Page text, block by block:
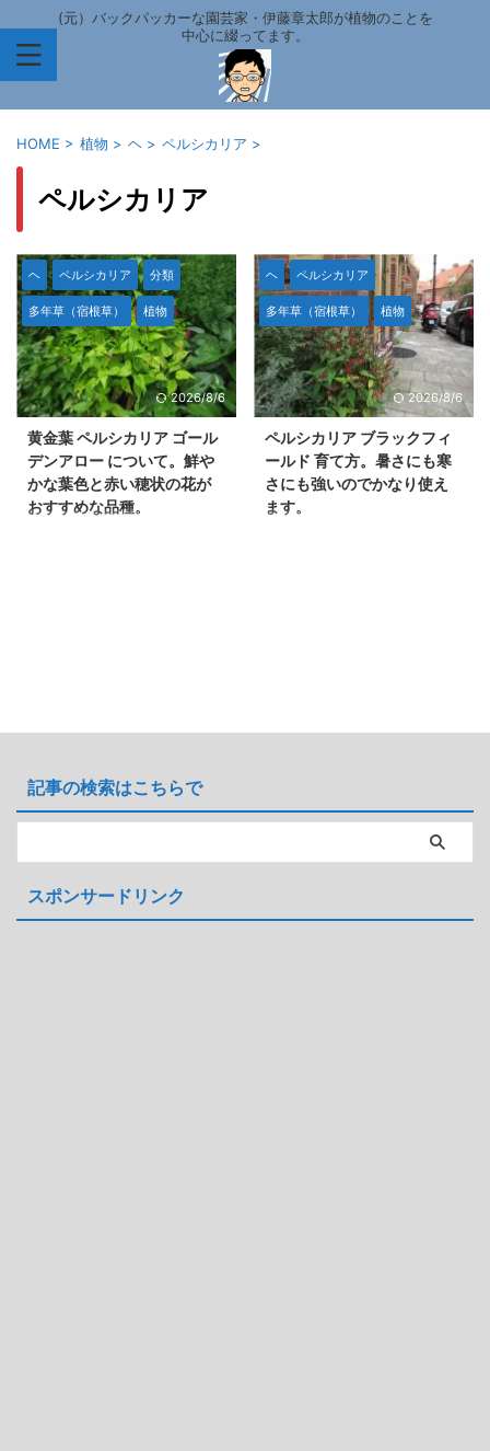
(元）バックパッカーな園芸家・伊藤章太郎が植物のことを
中心に綴ってます。
HOME > 植物 > ヘ > ペルシカリア >
ペルシカリア
ヘ ペルシカリア 分類
多年草（宿根草） 植物
2026/8/6
黄金葉 ペルシカリア ゴール
デンアロー について。鮮や
かな葉色と赤い穂状の花が
おすすめな品種。
で、霜・雪・凍結にも気温
境でも十分に育ちます。 葉の色
の様子や花の感じをまとめまし
た。 画像とデータ 学名：
Arrow' 別 ...
ヘ ペルシカリア
多年草（宿根草） 植物
2026/8/6
ペルシカリア ブラックフィ
ールド 育て方。暑さにも寒
さにも強いのでかなり使え
ます。
また花芽の茎が黒っぽく濃い赤色
山のフリース 分類：タデ科 原
記事の検索はこちらで
スポンサードリンク